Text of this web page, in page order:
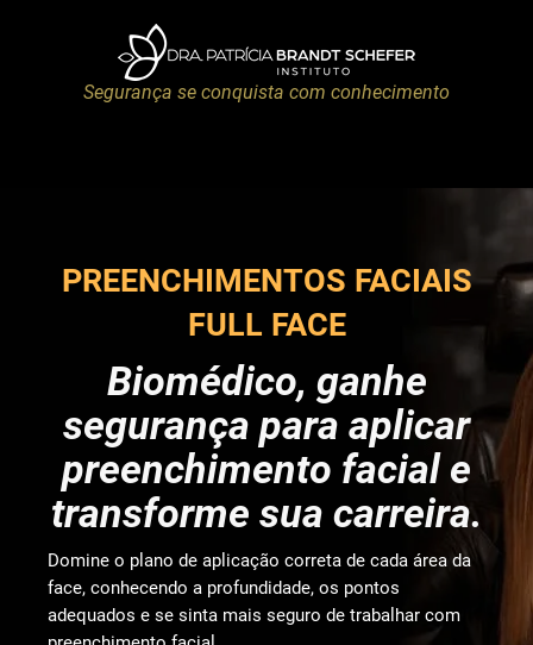
Segurança se conquista com conhecimento
PREENCHIMENTOS FACIAIS
FULL FACE
Biomédico, ganhe
segurança para aplicar
preenchimento facial e
transforme sua carreira.
Domine o plano de aplicação correta de cada área da
face, conhecendo a profundidade, os pontos
adequados e se sinta mais seguro de trabalhar com